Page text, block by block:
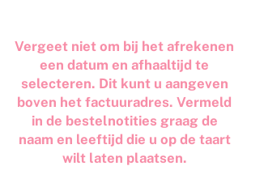
Vergeet niet om bij het afrekenen
een datum en afhaaltijd te
selecteren. Dit kunt u aangeven
boven het factuuradres. Vermeld
in de bestelnotities graag de
naam en leeftijd die u op de taart
wilt laten plaatsen.